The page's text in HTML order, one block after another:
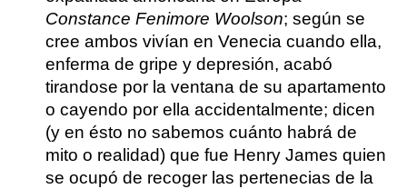
Constance Fenimore Woolson; según se
cree ambos vivían en Venecia cuando ella,
enferma de gripe y depresión, acabó
tirandose por la ventana de su apartamento
o cayendo por ella accidentalmente; dicen
(y en ésto no sabemos cuánto habrá de
mito o realidad) que fue Henry James quien
se ocupó de recoger las pertenecias de la